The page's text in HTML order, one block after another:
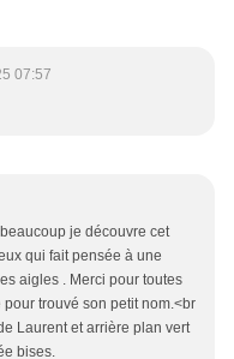
07:57
je découvre cet
qui fait pensée à une
aigles . Merci pour toutes
trouvé son petit nom.<br
Laurent et arrière plan vert
bises.